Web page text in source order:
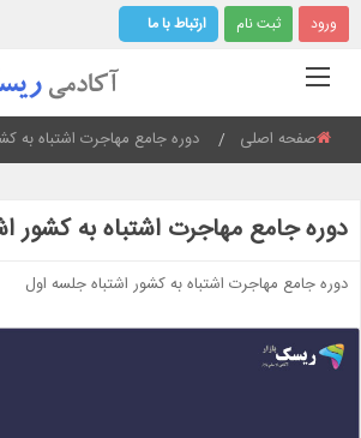
ورود ثبت نام ارتباط با ما
Current:
دوره جامع مهاجرت اشتباه به صفحه اصلی
دوره جامع مهاجرت اشتباه به کشور
دوره جامع مهاجرت اشتباه به کشور اشتباه جلسه اول